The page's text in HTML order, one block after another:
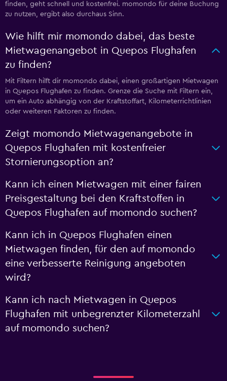
finden, geht schnell und kostenfrei. momondo für deine Buchung
zu nutzen, ergibt also durchaus Sinn.
Wie hilft mir momondo dabei, das beste
Mietwagenangebot in Quepos Flughafen
zu finden?
Mit Filtern hilft dir momondo dabei, einen großartigen Mietwagen
in Quepos Flughafen zu finden. Grenze die Suche mit Filtern ein,
um ein Auto abhängig von der Kraftstoffart, Kilometerrichtlinien
oder weiteren Faktoren zu finden.
Zeigt momondo Mietwagenangebote in
Quepos Flughafen mit kostenfreier
Stornierungsoption an?
Kann ich einen Mietwagen mit einer fairen
Preisgestaltung bei den Kraftstoffen in
Quepos Flughafen auf momondo suchen?
Kann ich in Quepos Flughafen einen
Mietwagen finden, für den auf momondo
eine verbesserte Reinigung angeboten
wird?
Kann ich nach Mietwagen in Quepos
Flughafen mit unbegrenzter Kilometerzahl
auf momondo suchen?